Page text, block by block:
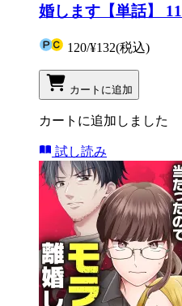
婚します【単話】 11
120/¥132(税込)
カートに追加
カートに追加しました
試し読み